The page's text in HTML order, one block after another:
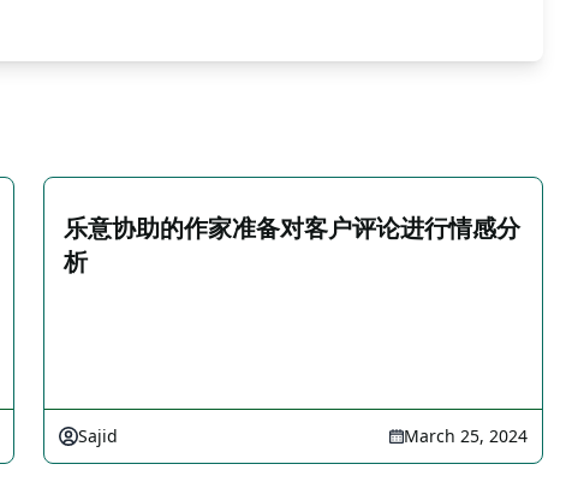
乐意协助的作家准备对客户评论进行情感分
析
Sajid March 25, 2024